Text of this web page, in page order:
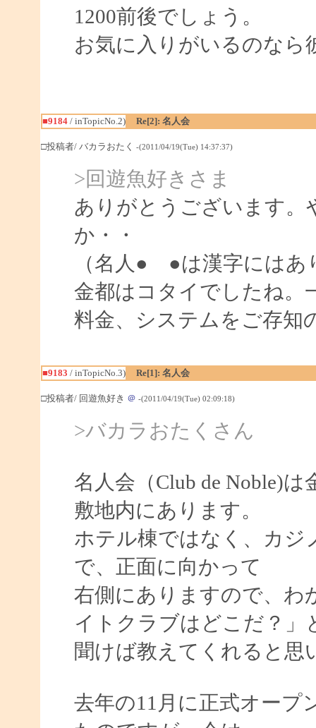
1200前後でしょう。
お気に入りがいるのなら
■9184/ inTopicNo.2) Re[2]: 名人会
□投稿者/ バカラおたく -(2011/04/19(Tue) 14:37:37)
>回遊魚好きさま
ありがとうございます。
か・・
（名人● ●は漢字にはあ
金都はコタイでしたね。
料金、システムをご存知
■9183 / inTopicNo.3) Re[1]: 名人会
□投稿者/ 回遊魚好き ＠ -(2011/04/19(Tue) 02:09:18)
>バカラおたくさん
名人会（Club de Noble)
敷地内にあります。
ホテル棟ではなく、カジ
で、正面に向かって
右側にありますので、わ
イトクラブはどこだ？」
聞けば教えてくれると思
去年の11月に正式オープ